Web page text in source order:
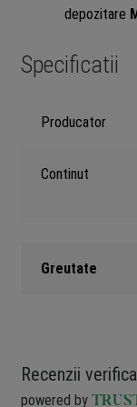
depozitare
Specificatii
Producator
Continut
Greutate
Recenzii
powered by